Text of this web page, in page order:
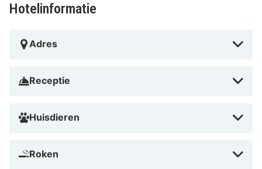
Hotelinformatie
Adres
Receptie
Huisdieren
Roken